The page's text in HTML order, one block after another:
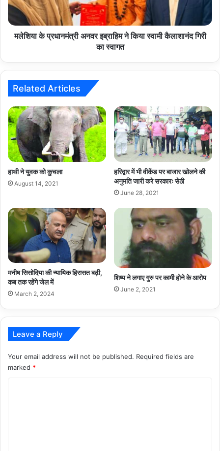
किया
कैलाशानंद
गिरीमलेशिया के प्रधानमंत्री अनवर इब्राहिम ने किया स्वामी कैलाशानंद गिरी
का स्वागत
Related Articles
हाथी ने युवक को कुचला
August 14, 2021
हरिद्वार में भी वीकेंड पर बाजार खोलने की
अनुमति जारी करे सरकारः सेठी
June 28, 2021
मनीष सिसोदिया की न्यायिक हिरासत बढ़ी,
कब तक रहेंगे जेल में
March 2, 2024
शिष्य ने लगाए गुरु पर कामी होने के आरोप
June 2, 2021
Leave a Reply
Your email address will not be published. Required fields are
marked *